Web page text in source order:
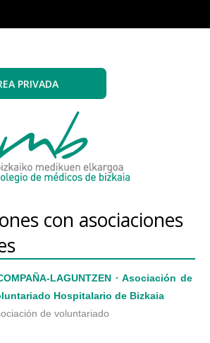
con asociaciones
LAGUNTZEN · Asociación de
Hospitalario de Bizkaia
de voluntariado